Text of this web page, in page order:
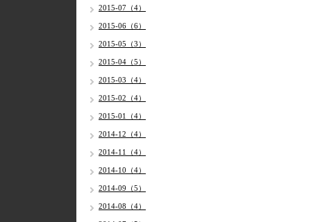
2015-07（4）
2015-06（6）
2015-05（3）
2015-04（5）
2015-03（4）
2015-02（4）
2015-01（4）
2014-12（4）
2014-11（4）
2014-10（4）
2014-09（5）
2014-08（4）